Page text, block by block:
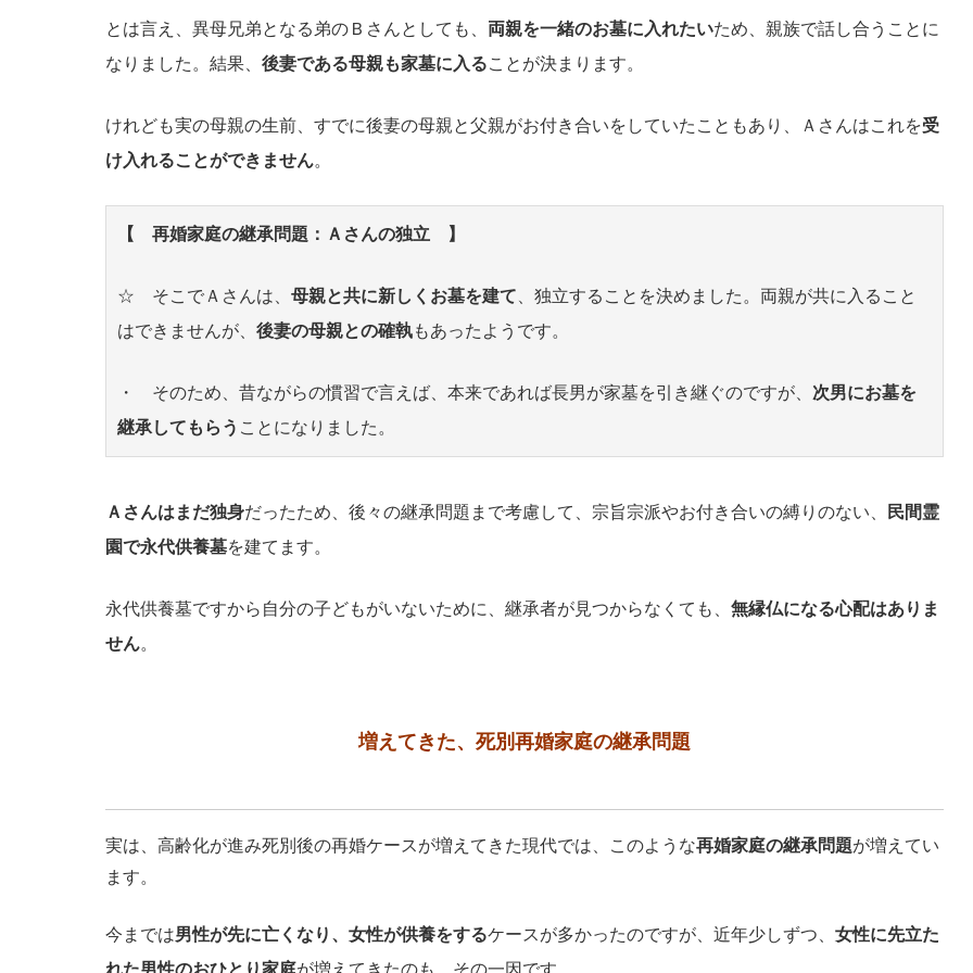
とは言え、異母兄弟となる弟のＢさんとしても、 両親を一緒のお墓に入れたいため、親族で話し合うことに
なりました。結果、 後妻である母親も家墓に入ることが決まります。
けれども実の母親の生前、すでに後妻の母親と父親がお付き合いをしていたこともあり、Ａさんはこれを受
け入れることができません。
【 再婚家庭の継承問題：Ａさんの独立 】
☆ そこでＡさんは、 母親と共に新しくお墓を建て 、独立することを決めました。両親が共に入ること
はできませんが、 後妻の母親との確執もあったようです。
・ そのため、昔ながらの慣習で言えば、本来であれば長男が家墓を引き継ぐのですが、 次男にお墓を
継承してもらう ことになりました。
Ａさんはまだ独身だったため、後々の継承問題まで考慮して、宗旨宗派やお付き合いの縛りのない、
民間霊
園で永代供養墓を建てます。
永代供養墓ですから自分の子どもがいないために、継承者が見つからなくても、 無縁仏になる心配はありま
せん。
増えてきた、死別再婚家庭の継承問題
実は、高齢化が進み死別後の再婚ケースが増えてきた現代では、このような再婚家庭の継承問題が増えてい
ます。
今までは男性が先に亡くなり、女性が供養をするケースが多かったのですが、近年少しずつ、 女性に先立た
れた男性のおひとり家庭が増えてきたのも、その一因です。